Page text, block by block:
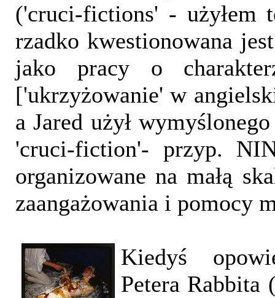
('cruci-fictions' - użyłem
rzadko kwestionowana
jako pracy o
['ukrzyżowanie' w
a Jared użył
'cruci-fiction'- przyp.
organizowane na małą
zaangażowania i pomocy
Kiedyś
Petera